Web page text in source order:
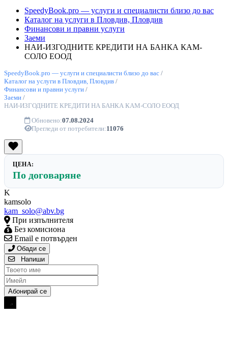
SpeedyBook.pro — услуги и специалисти близо до вас
Каталог на услуги в Пловдив, Пловдив
Финансови и правни услуги
Заеми
НАИ-ИЗГОДНИТЕ КРЕДИТИ НА БАНКА КАМ-
СОЛО ЕООД
SpeedyBook.pro — услуги и специалисти близо до вас /
Каталог на услуги в Пловдив, Пловдив /
Финансови и правни услуги /
Заеми /
НАИ-ИЗГОДНИТЕ КРЕДИТИ НА БАНКА КАМ-СОЛО ЕООД
Обновено:07.08.2024
Прегледи от потребители:11076
ЦЕНА:
По договаряне
K
kamsolo
kam_solo@abv.bg
При изпълнителя
Без комисиона
Email е потвърден
Обади се
Напиши